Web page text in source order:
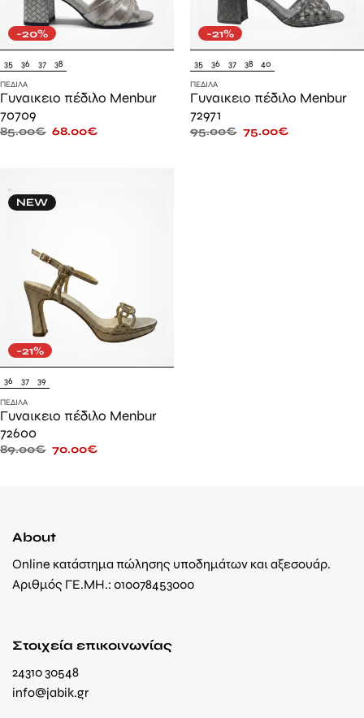
-20%
35 36 37 38
ΠΈΔΙΛΑ
Γυναικειο πέδιλο Menbur
70709
85.00€ 68.00€
-21%
35 36 37 38 40
ΠΈΔΙΛΑ
Γυναικειο πέδιλο Menbur
72971
95.00€ 75.00€
NEW
-21%
36 37 39
ΠΈΔΙΛΑ
Γυναικειο πέδιλο Menbur
72600
89.00€ 70.00€
About
Online κατάστημα πώλησης υποδημάτων και αξεσουάρ.
Αριθμός ΓΕ.ΜΗ.: 010078453000
Στοιχεία επικοινωνίας
24310 30548
info@jabik.gr